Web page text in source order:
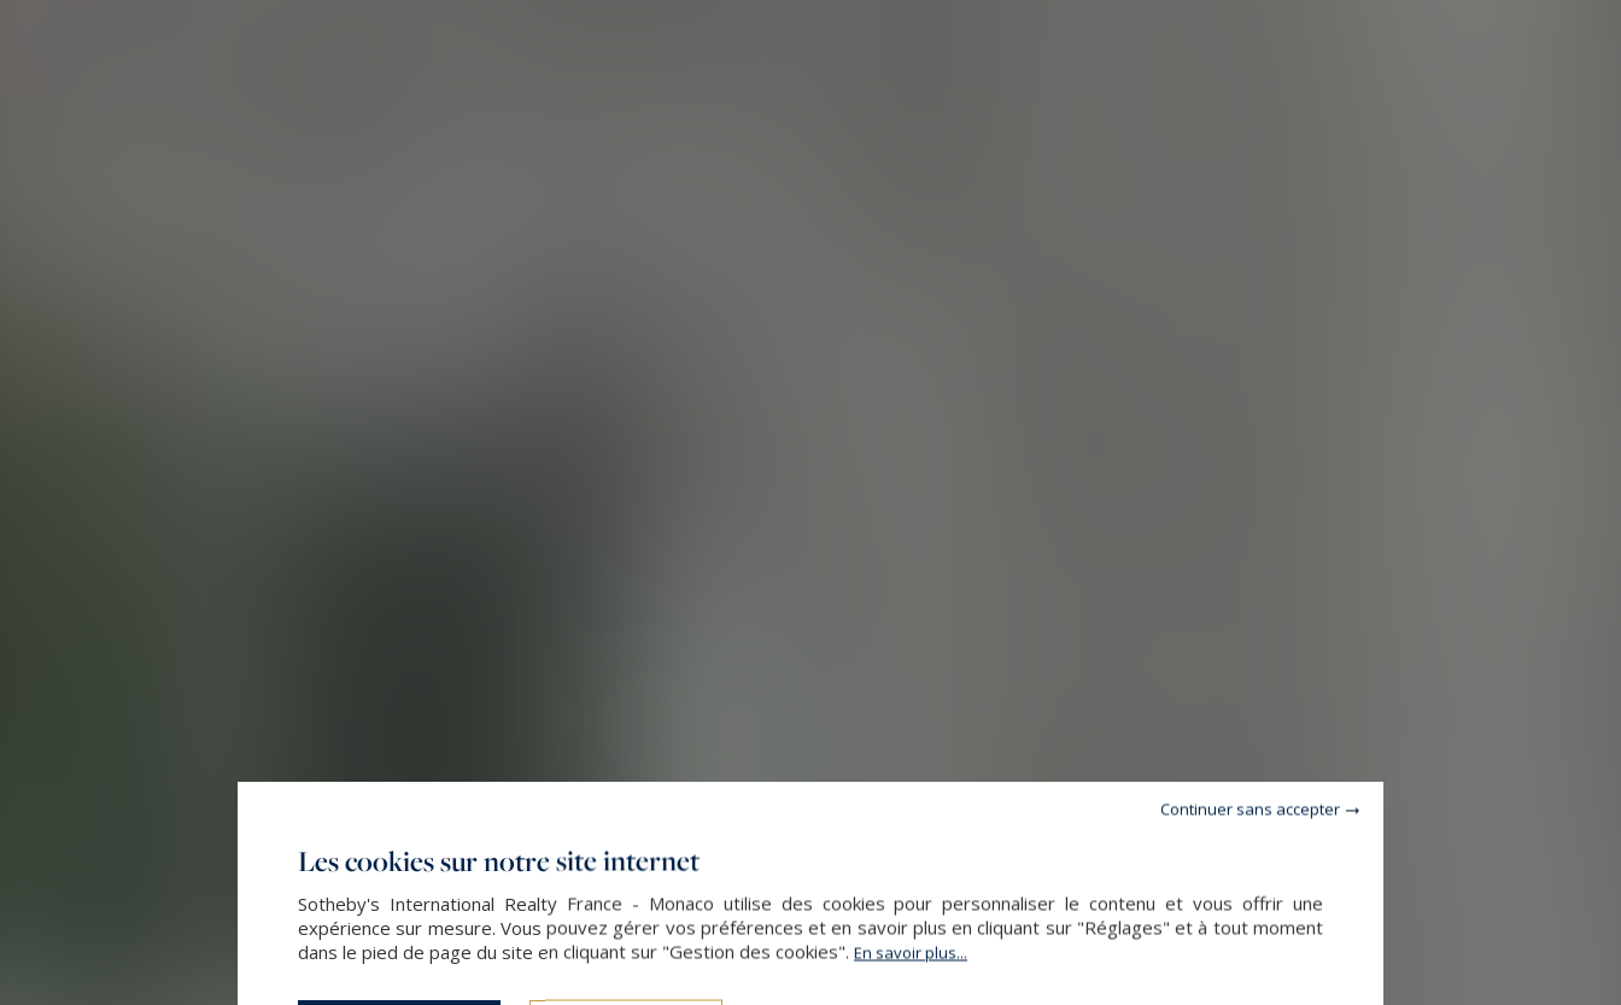
Les cookies sur notre site internet
Sotheby's International Realty France - Monaco utilise des cookies pour personnaliser le contenu et vous offrir une
expérience sur mesure. Vous pouvez gérer vos préférences et en savoir plus en cliquant sur "Réglages" et à tout moment
dans le pied de page du site en cliquant sur "Gestion des cookies". En savoir plus...
Continuer sans accepter